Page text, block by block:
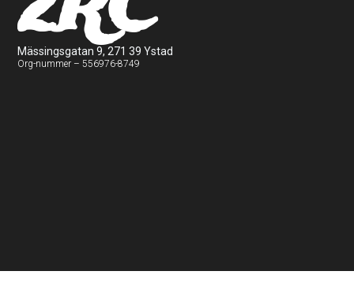
Mässingsgatan 9, 271 39 Ystad
Org-nummer – 556976-8749